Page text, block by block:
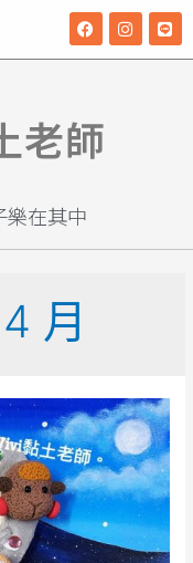
老師
樂在其中
月